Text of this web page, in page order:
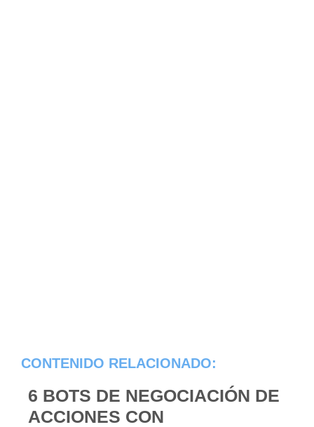
CONTENIDO RELACIONADO:
6 BOTS DE NEGOCIACIÓN DE
ACCIONES CON